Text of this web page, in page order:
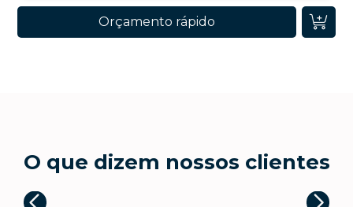
Orçamento rápido
O que dizem nossos clientes